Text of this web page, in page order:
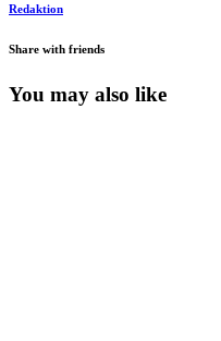
Redaktion
Share with friends
You may also like